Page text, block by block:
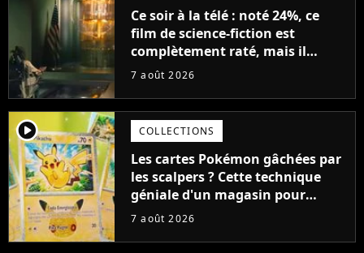
Ce soir à la télé : noté 24%, ce
film de science-fiction est
complètement raté, mais il
aurait pu être encore pire à
7 août 2026
player2 COLLECTIONS
Les cartes Pokémon gâchées par
les scalpers ? Cette technique
géniale d'un magasin pour
ruiner les revendeurs
7 août 2026